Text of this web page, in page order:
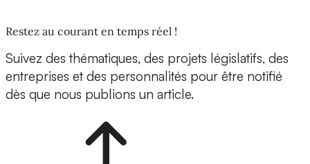
Restez au courant en temps réel !
Suivez des thématiques, des projets législatifs, des
entreprises et des personnalités pour être notifié
dès que nous publions un article.